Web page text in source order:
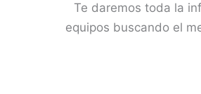
Te daremos toda la
equipos buscando el